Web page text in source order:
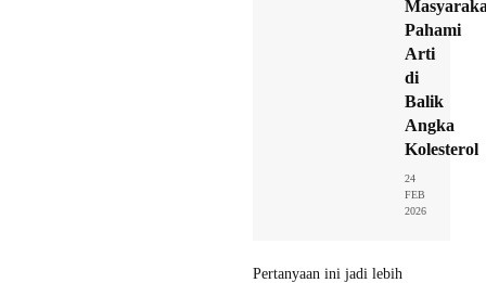
Pahami
Arti
di
Balik
Angka
Kolesterol
24
FEB
2026
Pertanyaan ini jadi lebih